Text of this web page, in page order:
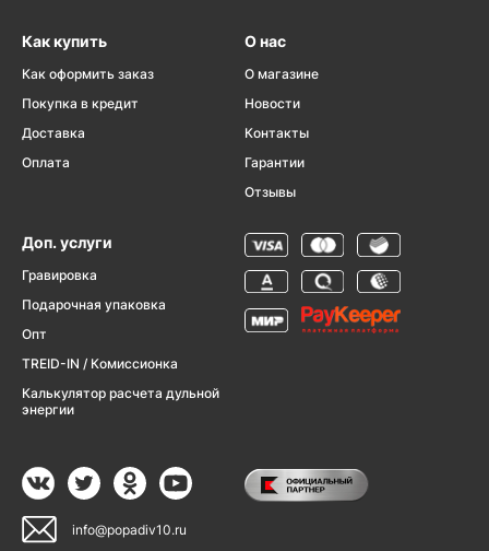
Как купить
Как оформить заказ
Покупка в кредит
Доставка
Оплата
О нас
О магазине
Новости
Контакты
Гарантии
Отзывы
Доп. услуги
Гравировка
Подарочная упаковка
Опт
TREID-IN / Комиссионка
Калькулятор расчета дульной
энергии
info@popadiv10.ru